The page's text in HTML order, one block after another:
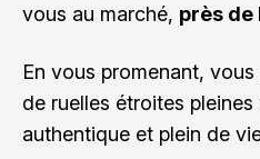
vous au marché, près de
En vous promenant,
de ruelles étroites
authentique et plein de